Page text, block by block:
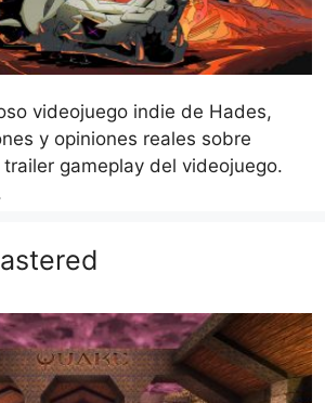
videojuego indie de Hades,
y opiniones reales sobre
gameplay del videojuego.